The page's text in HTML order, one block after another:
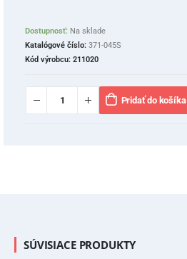
Dostupnosť: Na sklade
Katalógové číslo: 371-045S
Kód výrobcu: 211020
Pridať do košíka
SÚVISIACE PRODUKTY